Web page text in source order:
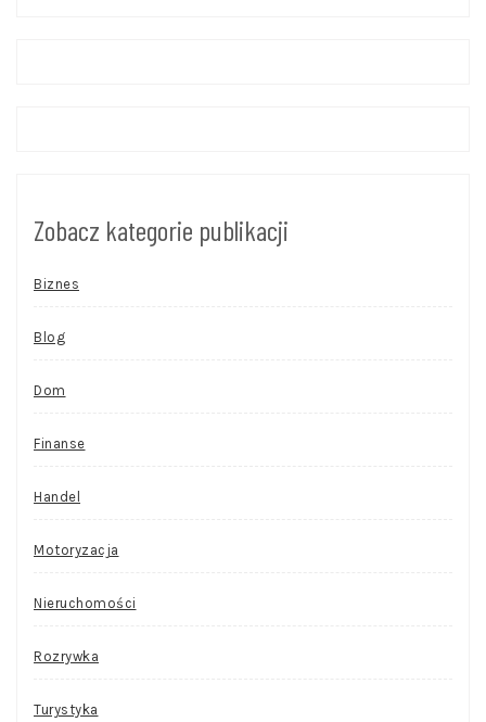
Zobacz kategorie publikacji
Biznes
Blog
Dom
Finanse
Handel
Motoryzacja
Nieruchomości
Rozrywka
Turystyka